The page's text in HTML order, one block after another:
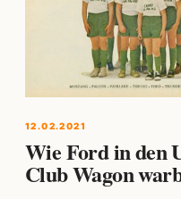
12.02.2021
Wie Ford in den
Club Wagon